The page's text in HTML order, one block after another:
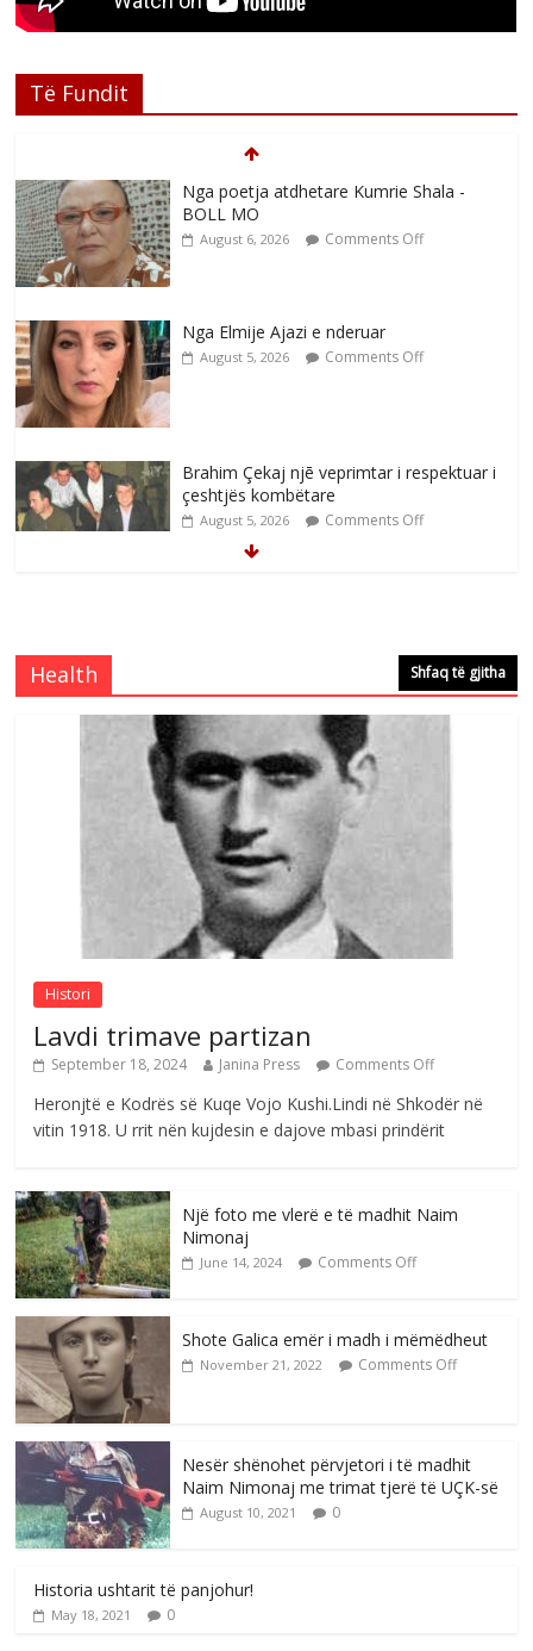
Të Fundit
Nga poetja atdhetare Kumrie Shala -
BOLL MO
August 6, 2026 Comments Off
Nga Elmije Ajazi e nderuar
August 5, 2026 Comments Off
Brahim Çekaj njē veprimtar i respektuar i
çeshtjës kombëtare
August 5, 2026 Comments Off
e invalidëve në Fushë Kosovë
Comments Off
Çlirimtari Agron Gërvalla me takime pune
në atdhe të shoqerisë Levizja
August 3, 2026 Comments Off
Postim me vlera nga artistja e mirëfilltë
Mimoza Gjoni
August 6, 2026 Comments Off
Health Shfaq të gjitha
Histori
Lavdi trimave partizan
September 18, 2024 Janina Press Comments Off
Heronjtë e Kodrës së Kuqe Vojo Kushi.Lindi në Shkodër në
vitin 1918. U rrit nën kujdesin e dajove mbasi prindërit
Një foto me vlerë e të madhit Naim
Nimonaj
June 14, 2024 Comments Off
Shote Galica emër i madh i mëmëdheut
November 21, 2022 Comments Off
Nesër shënohet përvjetori i të madhit
Naim Nimonaj me trimat tjerë të UÇK-së
August 10, 2021 0
Historia ushtarit të panjohur!
May 18, 2021 0